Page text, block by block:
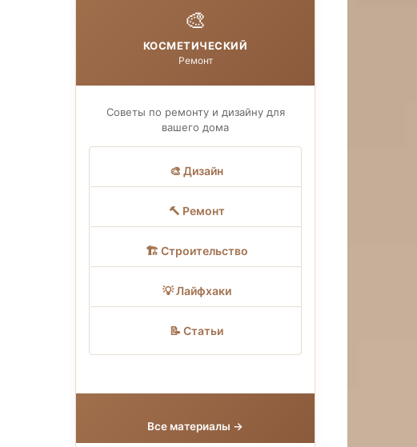
🎨
КОСМЕТИЧЕСКИЙ
Ремонт
Советы по ремонту и дизайну для
вашего дома
🎨 Дизайн
🔨 Ремонт
🏗 Строительство
💡 Лайфхаки
📝 Статьи
Все материалы →